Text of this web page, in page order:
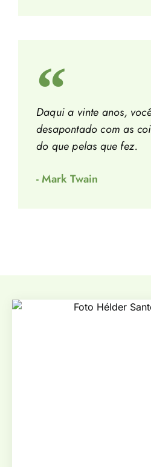
Daqui a vinte anos,
desapontado com as
do que pelas que fez.
- Mark Twain